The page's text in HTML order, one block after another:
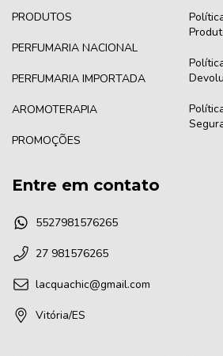
PRODUTOS
PERFUMARIA NACIONAL
PERFUMARIA IMPORTADA
AROMOTERAPIA
PROMOÇÕES
Entre em contato
5527981576265
27 981576265
lacquachic@gmail.com
Vitória/ES